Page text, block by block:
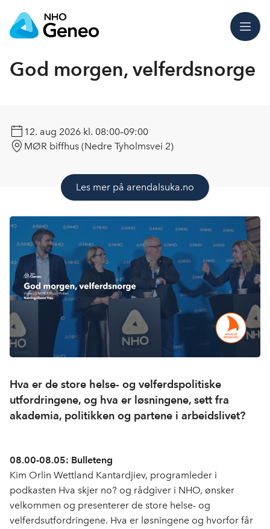
Meny
God morgen, velferdsnorge
12. aug 2026 kl. 08:00–09:00
MØR biffhus (Nedre Tyholmsvei 2)
Les mer på arendalsuka.no
Hva er de store helse- og velferdspolitiske
utfordringene, og hva er løsningene, sett fra
akademia, politikken og partene i arbeidslivet?
08.00-08.05: Bulleteng
Kim Orlin Wettland Kantardjiev, programleder i
podkasten Hva skjer no? og rådgiver i NHO, ønsker
velkommen og presenterer de store helse- og
velferdsutfordringene. Hva er løsningene og hvorfor får